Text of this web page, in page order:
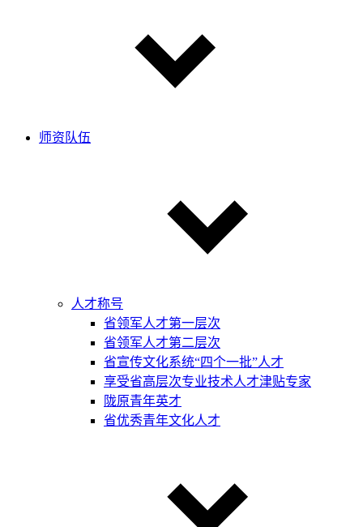
师资队伍
人才称号
省领军人才第一层次
省领军人才第二层次
省宣传文化系统“四个一批”人才
享受省高层次专业技术人才津贴专家
陇原青年英才
省优秀青年文化人才